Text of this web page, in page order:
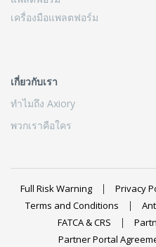
เครื่องมือแพลตฟอร์ม
เกี่ยวกับเรา
ทำไมถึง Axiory
พวกเราคือใคร
Full Risk Warning Privacy
Terms and Conditions
FATCA & CRS
Partner Portal